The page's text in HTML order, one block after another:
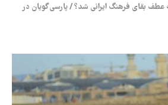
بقای فرهنگ ایرانی شد؟ / پارسی‌گویان در